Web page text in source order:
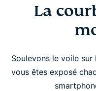
La
Soulevons le voile
vous êtes exposé